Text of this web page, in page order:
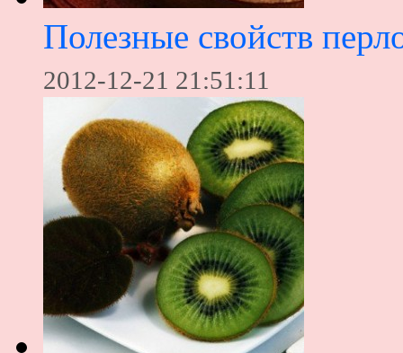
Полезные свойств
2012-12-21 21:51:11